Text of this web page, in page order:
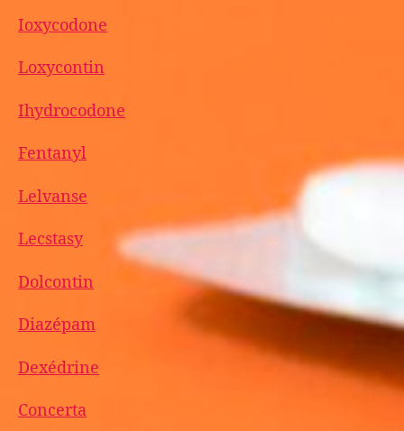
Ioxycodone
Loxycontin
Ihydrocodone
Fentanyl
Lelvanse
Lecstasy
Dolcontin
Diazépam
Dexédrine
Concerta